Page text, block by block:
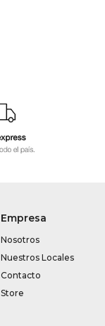
Empresa
Nosotros
Nuestros Locales
Contacto
Store